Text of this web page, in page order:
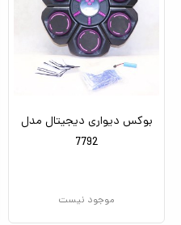
بوکس دیواری دیجیتال مدل
7792
موجود نیست